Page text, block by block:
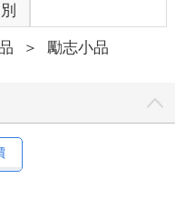
穿過中間的過濾層網，滴
無反顧地隨風飄向大地。
安靜而繽紛的情景，至今
＞ 勵志小品